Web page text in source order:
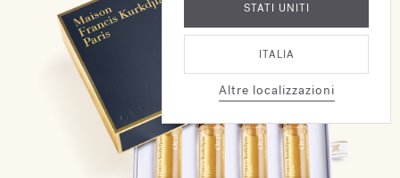
STATI UNITI
ITALIA
Altre localizzazioni